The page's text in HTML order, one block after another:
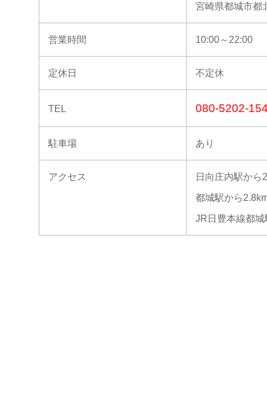
宮崎県都城市都
営業時間 10:00～22:00
定休日 不定休
TEL 080-5202-
駐車場 あり
アクセス 日向庄内駅から
都城駅から
JR日豊本線都